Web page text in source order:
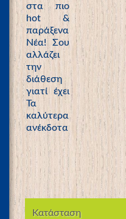
στα πιο
hot &
παράξενα
Νέα! Σου
αλλάζει
την
διάθεση
γιατί έχει
Τα
καλύτερα
ανέκδοτα
Κατάσταση